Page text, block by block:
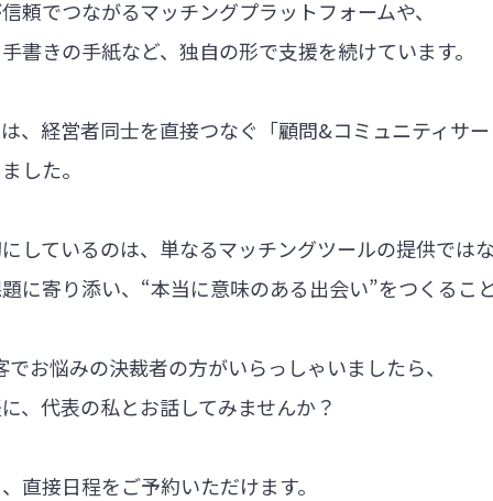
頼でつながるマッチングプラットフォームや、
書きの手紙など、独自の形で支援を続けています。
、経営者同士を直接つなぐ「顧問&コミュニティサ
した。
しているのは、単なるマッチングツールの提供では
に寄り添い、“本当に意味のある出会い”をつくるこ
お悩みの決裁者の方がいらっしゃいましたら、
、代表の私とお話してみませんか？
直接日程をご予約いただけます。